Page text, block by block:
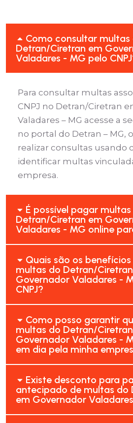
Como consultar multas
Detran/Ciretran em
Valadares - MG pelo
Para consultar multas
CNPJ no Detran/Ciretran
Valadares – MG acesse a
no portal do Detran – MG,
realizar consultas usando
identificar multas
empresa.
É possível pagar
Detran/Ciretran em
Valadares - MG online
Quais são os
multas do Detran/
Governador Valadares -
CNPJ?
Como posso garantir
multas do Detran/
Governador Valadares -
em dia pela minha
Existe desconto para
antecipado de multas do
em Governador